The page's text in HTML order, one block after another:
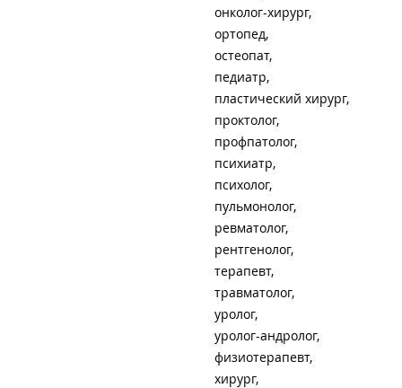
онколог-хирург
ортопед
остеопат
педиатр
пластический хирург
проктолог
профпатолог
психиатр
психолог
пульмонолог
ревматолог
рентгенолог
терапевт
травматолог
уролог
уролог-андролог
физиотерапевт
хирург